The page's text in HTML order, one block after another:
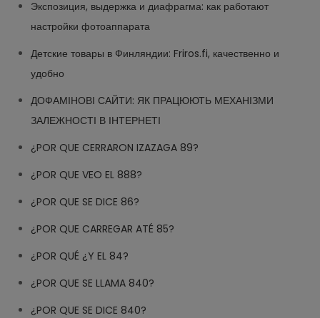
Экспозиция, выдержка и диафрагма: как работают
настройки фотоаппарата
Детские товары в Финляндии: Friros.fi, качественно и
удобно
ДОФАМІНОВІ САЙТИ: ЯК ПРАЦЮЮТЬ МЕХАНІЗМИ
ЗАЛЕЖНОСТІ В ІНТЕРНЕТІ
¿POR QUE CERRARON IZAZAGA 89?
¿POR QUE VEO EL 888?
¿POR QUE SE DICE 86?
¿POR QUE CARREGAR ATÉ 85?
¿POR QUÉ ¿Y EL 84?
¿POR QUE SE LLAMA 840?
¿POR QUE SE DICE 840?